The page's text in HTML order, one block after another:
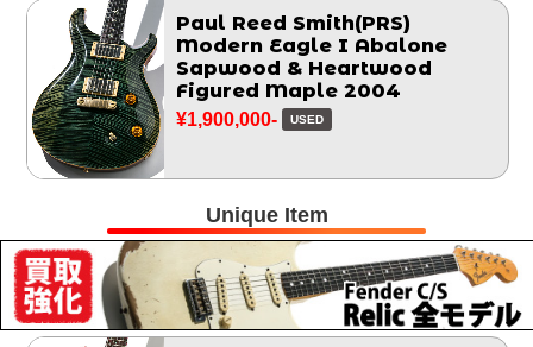
Paul Reed Smith(PRS)
Modern Eagle I Abalone
Sapwood & Heartwood
Figured Maple 2004
¥1,900,000- USED
Unique Item